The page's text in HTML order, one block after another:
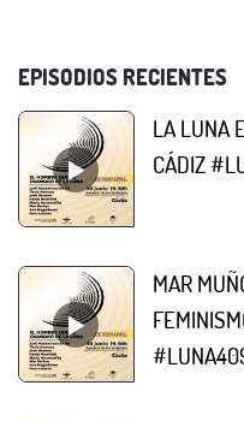
EPISODIOS RECIENTES
LA LUNA
CÁDIZ
MAR